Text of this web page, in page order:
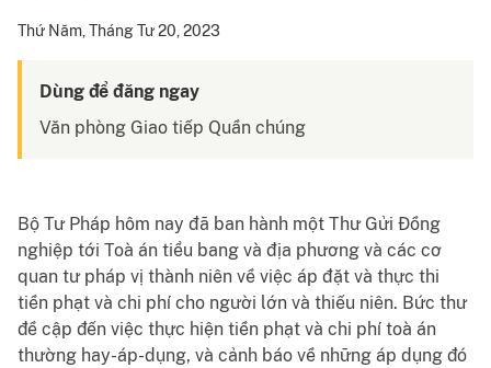
Thứ Năm, Tháng Tư 20, 2023
Dùng để đăng ngay
Văn phòng Giao tiếp Quần chúng
Bộ Tư Pháp hôm nay đã ban hành một Thư Gửi Đồng
nghiệp tới Toà án tiểu bang và địa phương và các cơ
quan tư pháp vị thành niên về việc áp đặt và thực thi
tiền phạt và chi phí cho người lớn và thiếu niên. Bức thư
đề cập đến việc thực hiện tiền phạt và chi phí toà án
thường hay-áp-dụng, và cảnh báo về những áp dụng đó